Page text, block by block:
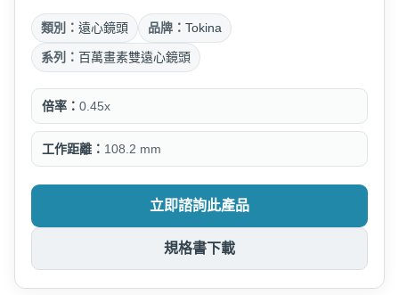
類別： 遠心鏡頭 品牌： Tokina
系列： 百萬畫素雙遠心鏡頭
倍率： 0.45x
工作距離： 108.2 mm
立即諮詢此產品
規格書下載